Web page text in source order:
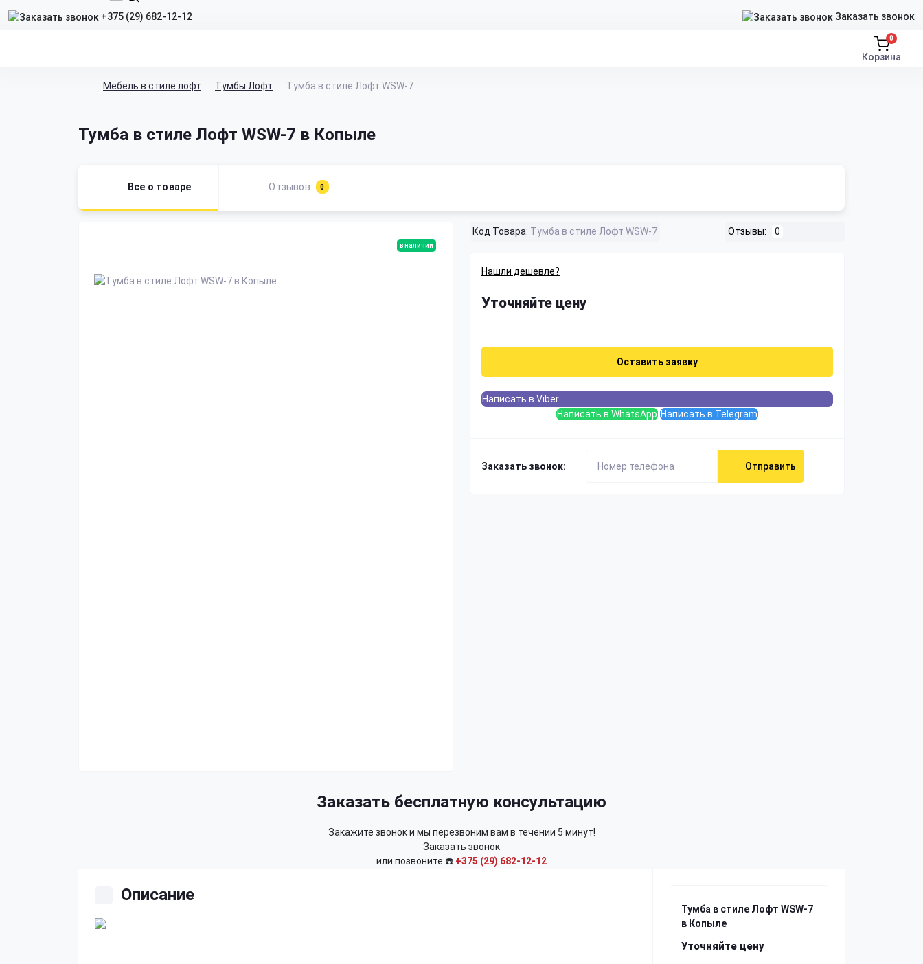
+375 (29) 682-12-12 Заказать звонок
Корзина
0
Мебель в стиле лофт Тумбы Лофт Тумба в стиле Лофт WSW-7
Тумба в стиле Лофт WSW-7 в Копыле
Все о товаре Отзывов 0
в наличии
Код Товара: Тумба в стиле Лофт WSW-7 Отзывы: 0
Нашли дешевле?
Уточняйте цену
Оставить заявку
Написать в Viber
Написать в WhatsApp Написать в Telegram
Заказать звонок: Отправить
Заказать бесплатную консультацию
Закажите звонок и мы перезвоним вам в течении 5 минут!
Заказать звонок
или позвоните ☎️ +375 (29) 682-12-12
Описание
Тумба в стиле Лофт WSW-7
в Копыле
Уточняйте цену